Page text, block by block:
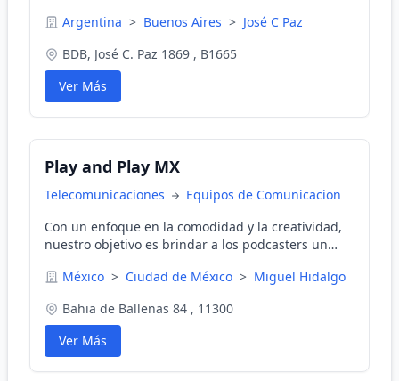
auriculares, módulos y herramientas para técnicos
para conocer los precios y métodos de pago
vigentes.
Argentina > Buenos Aires > José C Paz
BDB, José C. Paz 1869 , B1665
Ver Más
Play and Play MX
Telecomunicaciones
Equipos de Comunicacion
Con un enfoque en la comodidad y la creatividad,
nuestro objetivo es brindar a los podcasters un
ideas.México > Ciudad de México > Miguel Hidalgo
Bahia de Ballenas 84 , 11300
Ver Más